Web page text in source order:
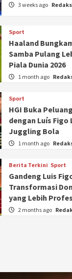
3 weeks ago
Sport
Haaland
Samba Pulang
Piala Dunia 2026
1 month ago
Sport
HGI Buka
dengan Luís
Juggling Bola
1 month ago
Berita Terkini Sport
Gandeng Luis
Transformasi
yang Lebih
2 months ago